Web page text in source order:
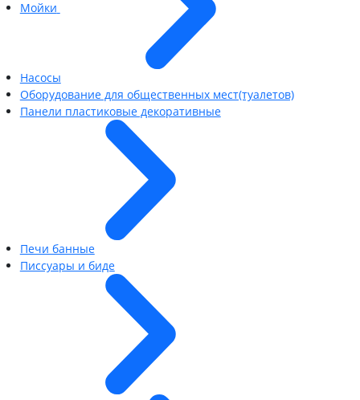
Мойки
Насосы
Оборудование для общественных мест(туалетов)
Панели пластиковые декоративные
Печи банные
Писсуары и биде